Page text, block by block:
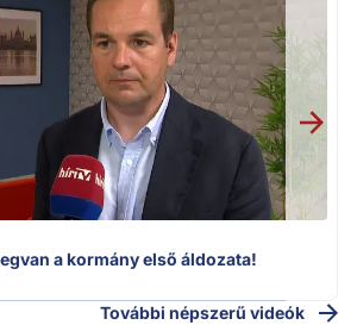
a kormány első áldozata!
További népszerű videók